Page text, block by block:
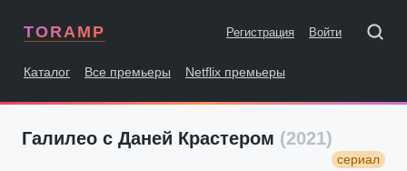
TORAMP Регистрация Войти
Каталог Все премьеры Netflix премьеры
Галилео с Даней Крастером (2021)
сериал